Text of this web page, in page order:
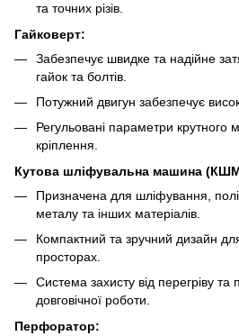
та точних різів.
Гайковерт:
Забезпечує швидке та надійне
гайок та болтів.
Потужний двигун забезпечує
Регульовані параметри крутного
кріплення.
Кутова шліфувальна машина
Призначена для шліфування,
металу та інших матеріалів.
Компактний та зручний дизайн
просторах.
Система захисту від перегріву
довговічної роботи.
Перфоратор: